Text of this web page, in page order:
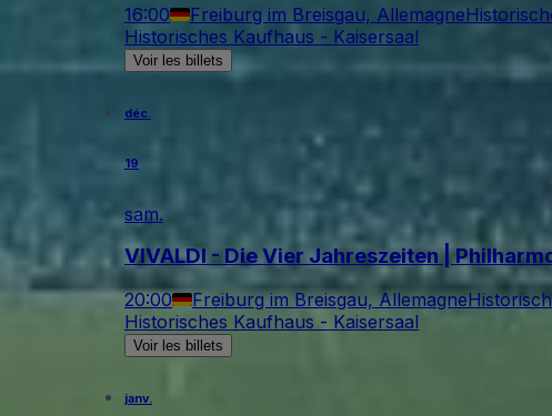
16:00 Freiburg im Breisgau, Allemagne
Historisches Kaufhaus - Kaisersaal
Voir les billets
déc.
19
sam.
VIVALDI - Die Vier Jahreszeiten |
20:00 Freiburg im Breisgau, Allemagne
Historisches Kaufhaus - Kaisersaal
Voir les billets
janv.